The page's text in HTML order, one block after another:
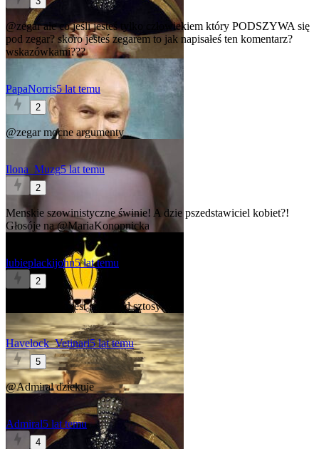
@zegarale co jeśli jesteś tylko człowiekiem który PODSZYWA się
pod zegar? skoro jesteś zegarem to jak napisałeś ten komentarz?
wskazówkami???
PapaNorris5 lat temu
2
@zegarmocne argumenty
Ilona_Muzg5 lat temu
2
Menskie szowinistyczne świnie! A dzie pszedstawiciel kobiet?!
Głosóje na@MariaKonopnicka
lubieplackijohn5 lat temu
2
To jest sztos nad sztosy!
Havelock_Vetinari5 lat temu
5
@Admiraldziekuje
Admiral5 lat temu
4